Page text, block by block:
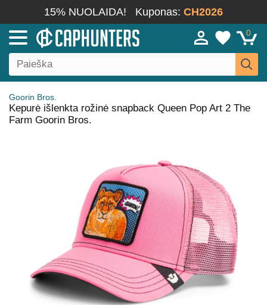
15% NUOLAIDA! Kuponas: CH2026
0
Goorin Bros.
Kepurė išlenkta rožinė snapback Queen Pop Art 2 The
Farm Goorin Bros.